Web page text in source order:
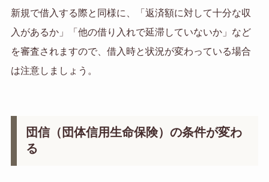
新規で借入する際と同様に、「返済額に対して十分な収
入があるか」「他の借り入れで延滞していないか」など
を審査されますので、借入時と状況が変わっている場合
は注意しましょう。
団信（団体信用生命保険）の条件が変わ
る